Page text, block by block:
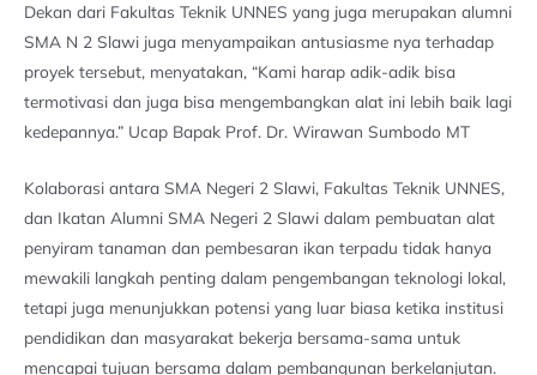
Dekan dari Fakultas Teknik UNNES yang juga merupakan alumni
SMA N 2 Slawi juga menyampaikan antusiasme nya terhadap
proyek tersebut, menyatakan, “Kami harap adik-adik bisa
termotivasi dan juga bisa mengembangkan alat ini lebih baik lagi
kedepannya.” Ucap Bapak Prof. Dr. Wirawan Sumbodo MT
Kolaborasi antara SMA Negeri 2 Slawi, Fakultas Teknik UNNES,
dan Ikatan Alumni SMA Negeri 2 Slawi dalam pembuatan alat
penyiram tanaman dan pembesaran ikan terpadu tidak hanya
mewakili langkah penting dalam pengembangan teknologi lokal,
tetapi juga menunjukkan potensi yang luar biasa ketika institusi
pendidikan dan masyarakat bekerja bersama-sama untuk
mencapai tujuan bersama dalam pembangunan berkelanjutan.